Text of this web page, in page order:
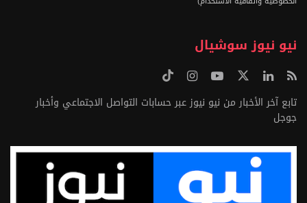
نيو نيوز سوشيال
تابع آخر الأخبار من نيو نيوز عبر حسابات التواصل الاجتماعي وأخبار
جوجل